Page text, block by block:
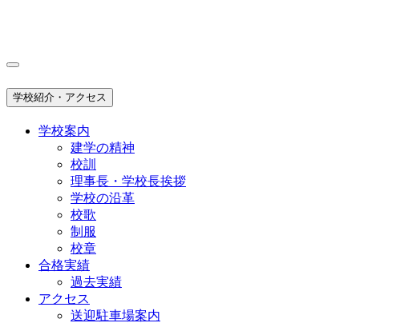
学校紹介・アクセス
学校案内
建学の精神
校訓
理事長・学校長挨拶
学校の沿革
校歌
制服
校章
合格実績
過去実績
アクセス
送迎駐車場案内